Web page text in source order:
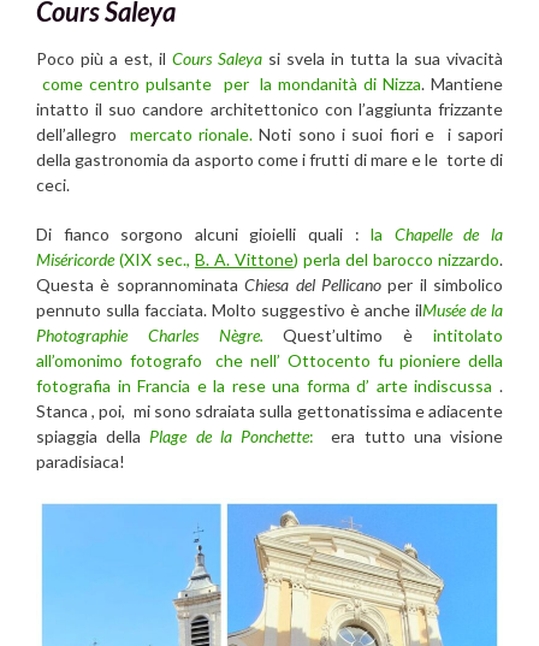
Cours Saleya
Poco più a est, il Cours Saleya si svela in tutta la sua vivacità
come centro pulsante per la mondanità di Nizza. Mantiene
intatto il suo candore architettonico con l’aggiunta frizzante
dell’allegro
mercato rionale. Noti sono i suoi fiori e i sapori
della gastronomia da asporto come i frutti di mare e le torte di
ceci.
Di fianco sorgono alcuni gioielli quali :la Chapelle de la
Miséricorde(XIX sec., B. A. Vittone) perla del barocco nizzardo.
Questa è soprannominataChiesa del Pellicanoper il simbolico
pennuto sulla facciata. Molto suggestivo è anche ilMusée de la
Photographie Charles Nègre. Quest’ultimo èintitolato
all’omonimo fotografo che nell’ Ottocento fu pioniere della
fotografia in Francia e la rese una forma d’ arte indiscussa .
Stanca , poi, mi sono sdraiata sulla gettonatissima e adiacente
spiaggia della Plage de la Ponchette: era tutto una visione
paradisiaca!